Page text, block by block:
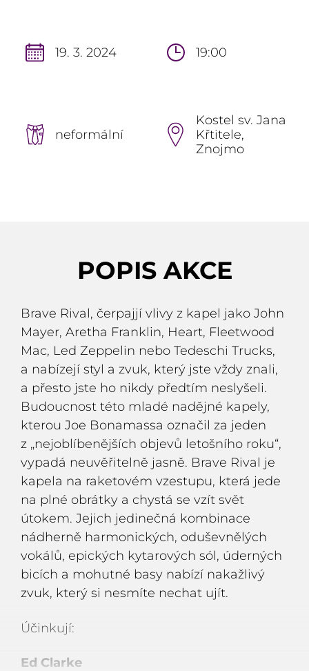
19. 3. 2024 19:00
neformální
Kostel sv. Jana
Křtitele,
Znojmo
POPIS AKCE
Brave Rival, čerpajjí vlivy z kapel jako John
Mayer, Aretha Franklin, Heart, Fleetwood
Mac, Led Zeppelin nebo Tedeschi Trucks,
a nabízejí styl a zvuk, který jste vždy znali,
a přesto jste ho nikdy předtím neslyšeli.
Budoucnost této mladé nadějné kapely,
kterou Joe Bonamassa označil za jeden
z „nejoblíbenějších objevů letošního roku“,
vypadá neuvěřitelně jasně. Brave Rival je
kapela na raketovém vzestupu, která jede
na plné obrátky a chystá se vzít svět
útokem. Jejich jedinečná kombinace
nádherně harmonických, oduševnělých
vokálů, epických kytarových sól, úderných
bicích a mohutné basy nabízí nakažlivý
zvuk, který si nesmíte nechat ujít.
Účinkují:
Ed Clarke